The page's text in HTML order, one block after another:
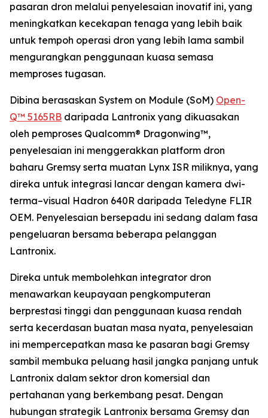
pasaran dron melalui penyelesaian inovatif ini, yang
meningkatkan kecekapan tenaga yang lebih baik
untuk tempoh operasi dron yang lebih lama sambil
mengurangkan penggunaan kuasa semasa
memproses tugasan.
Dibina berasaskan System on Module (SoM) Open-
Q™ 5165RB daripada Lantronix yang dikuasakan
oleh pemproses Qualcomm® Dragonwing™,
penyelesaian ini menggerakkan platform dron
baharu Gremsy serta muatan Lynx ISR miliknya, yang
direka untuk integrasi lancar dengan kamera dwi-
terma–visual Hadron 640R daripada Teledyne FLIR
OEM. Penyelesaian bersepadu ini sedang dalam fasa
pengeluaran bersama beberapa pelanggan
Lantronix.
Direka untuk membolehkan integrator dron
menawarkan keupayaan pengkomputeran
berprestasi tinggi dan penggunaan kuasa rendah
serta kecerdasan buatan masa nyata, penyelesaian
ini mempercepatkan masa ke pasaran bagi Gremsy
sambil membuka peluang hasil jangka panjang untuk
Lantronix dalam sektor dron komersial dan
pertahanan yang berkembang pesat. Dengan
hubungan strategik Lantronix bersama Gremsy dan